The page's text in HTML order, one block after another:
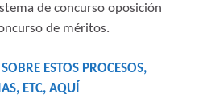
de concurso oposición
de méritos.
ESTOS PROCESOS,
ETC, AQUÍ